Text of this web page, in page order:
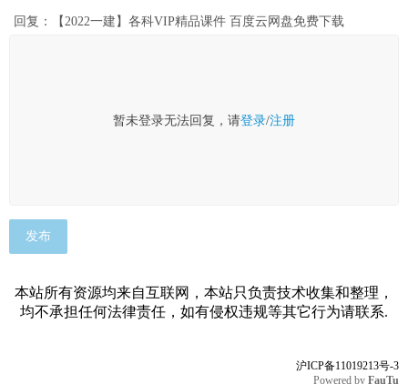
回复：【2022一建】各科VIP精品课件 百度云网盘免费下载
暂未登录无法回复，请登录/注册
发布
本站所有资源均来自互联网，本站只负责技术收集和整理，
均不承担任何法律责任，如有侵权违规等其它行为请联系.
沪ICP备11019213号-3
Powered by FauTu